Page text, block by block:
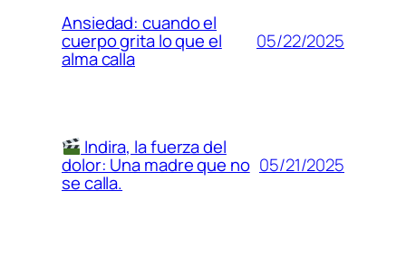
Ansiedad: cuando el
cuerpo grita lo que el
alma calla
05/22/2025
Indira, la fuerza del
dolor: Una madre que no
se calla.
05/21/2025